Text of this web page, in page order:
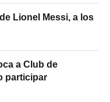
Lionel Messi, a los
a Club de
participar